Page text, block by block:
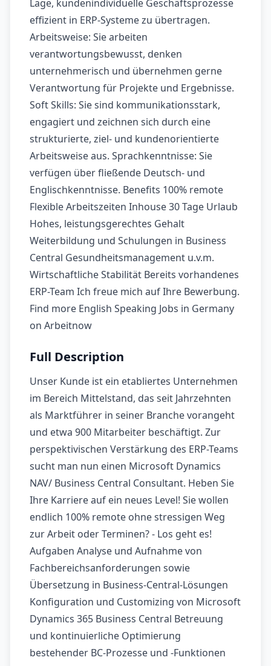
Lage, kundenindividuelle Geschäftsprozesse
effizient in ERP-Systeme zu übertragen.
Arbeitsweise: Sie arbeiten
verantwortungsbewusst, denken
unternehmerisch und übernehmen gerne
Verantwortung für Projekte und Ergebnisse.
Soft Skills: Sie sind kommunikationsstark,
engagiert und zeichnen sich durch eine
strukturierte, ziel- und kundenorientierte
Arbeitsweise aus. Sprachkenntnisse: Sie
verfügen über fließende Deutsch- und
Englischkenntnisse. Benefits 100% remote
Flexible Arbeitszeiten Inhouse 30 Tage Urlaub
Hohes, leistungsgerechtes Gehalt
Weiterbildung und Schulungen in Business
Central Gesundheitsmanagement u.v.m.
Wirtschaftliche Stabilität Bereits vorhandenes
ERP-Team Ich freue mich auf Ihre Bewerbung.
Find more English Speaking Jobs in Germany
on Arbeitnow
Full Description
Unser Kunde ist ein etabliertes Unternehmen
im Bereich Mittelstand, das seit Jahrzehnten
als Marktführer in seiner Branche vorangeht
und etwa 900 Mitarbeiter beschäftigt. Zur
perspektivischen Verstärkung des ERP-Teams
sucht man nun einen Microsoft Dynamics
NAV/ Business Central Consultant. Heben Sie
Ihre Karriere auf ein neues Level! Sie wollen
endlich 100% remote ohne stressigen Weg
zur Arbeit oder Terminen? - Los geht es!
Aufgaben Analyse und Aufnahme von
Fachbereichsanforderungen sowie
Übersetzung in Business-Central-Lösungen
Konfiguration und Customizing von Microsoft
Dynamics 365 Business Central Betreuung
und kontinuierliche Optimierung
bestehender BC-Prozesse und -Funktionen